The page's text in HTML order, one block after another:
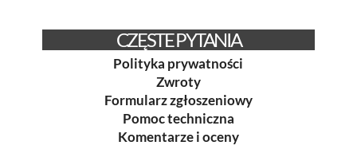
CZĘSTE PYTANIA
Polityka prywatności
Zwroty
Formularz zgłoszeniowy
Pomoc techniczna
Komentarze i oceny